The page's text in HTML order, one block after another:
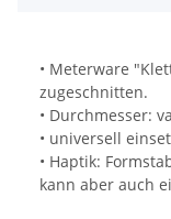
• Meterware
zugeschnitten.
• Durchmesser:
• universell
• Haptik:
kann aber auch